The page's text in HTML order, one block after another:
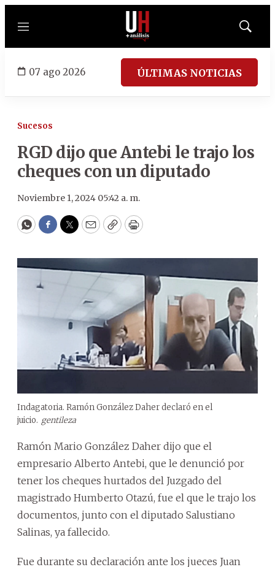
Menú
Mostrar
07 ago 2026 ÚLTIMAS NOTICIAS
Sucesos
RGD dijo que Antebi le trajo los
cheques con un diputado
Noviembre 1, 2024 05:42 a. m.
WhatsApp
Facebook
Twitter
EmailCopyPrint
Indagatoria. Ramón González Daher declaró en el
juicio. gentileza
Ramón Mario González Daher dijo que el
empresario Alberto Antebi, que le denunció por
tener los cheques hurtados del Juzgado del
magistrado Humberto Otazú, fue el que le trajo los
documentos, junto con el diputado Salustiano
Salinas, ya fallecido.
Fue durante su declaración ante los jueces Juan